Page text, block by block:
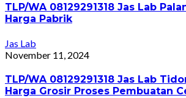
TLP/WA 08129291318 Jas Lab
Harga Pabrik
Jas Lab
November 11, 2024
TLP/WA 08129291318 Jas Lab
Harga Grosir Proses Pembuatan